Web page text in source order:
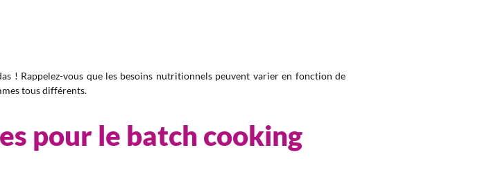
! Rappelez-vous que les besoins nutritionnels peuvent varier en fonction de
tous différents.
pour le batch cooking